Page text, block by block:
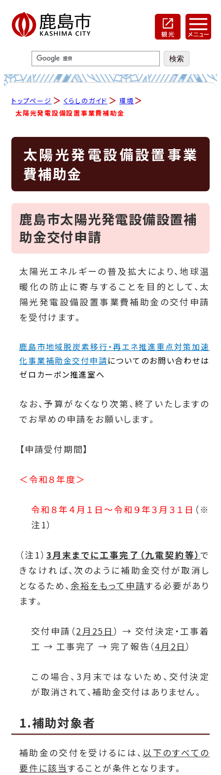
トップページ くらしのガイド
環境
太陽光発電設備設置事業費補助金
太陽光発電設備設置事業
費補助金
鹿島市太陽光発電設備設置補
助金交付申請
太陽光エネルギーの普及拡大により、地球温
暖化の防止に寄与することを目的として、太
陽光発電設備設置事業費補助金の交付申請
を受付けます。
鹿島市地域脱炭素移行・再エネ推進重点対策加速
化事業補助金交付申請についてのお問い合わせは
ゼロカーボン推進室へ
なお、予算がなくなり次第、終了いたしますの
でお早めの申請をお願いします。
【申請受付期間】
＜令和８年度＞
令和８年４月１日～令和９年３月３１日 （※
注1）
（注1） 3月末までに工事完了（九電契約等）で
きなければ、次のように補助金交付が取消し
となるため、 余裕をもって申請する必要があり
ます。
交付申請（2月25日 ） → 交付決定・工事着
工 → 工事完了 → 完了報告（4月2日）
この場合、3月末ではないため、交付決定
が取消されて、補助金交付はありません。
1.補助対象者
補助金の交付を受けるには、以下のすべての
要件に該当することが条件となります。